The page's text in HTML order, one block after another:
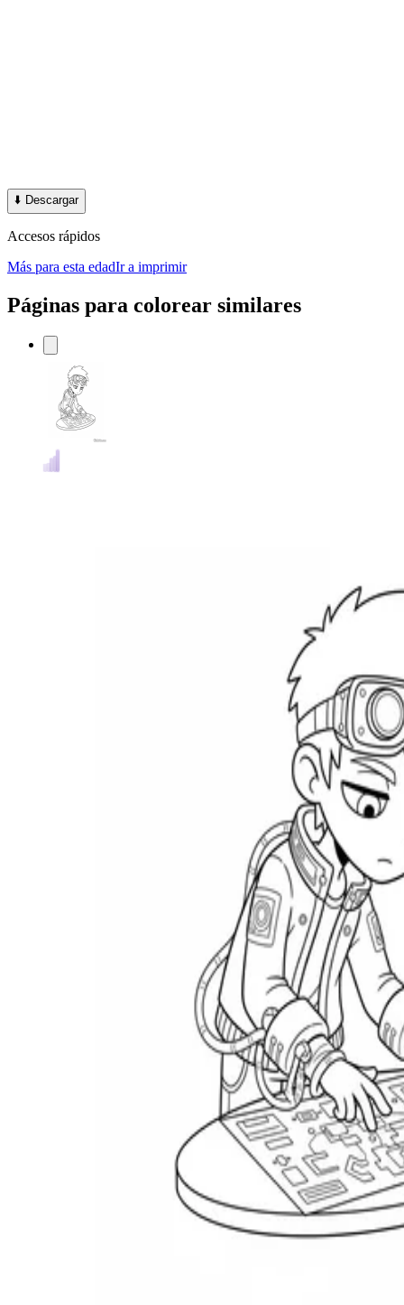
⬇️ Descargar
Accesos rápidos
Más para esta edadIr a imprimir
Páginas para colorear similares